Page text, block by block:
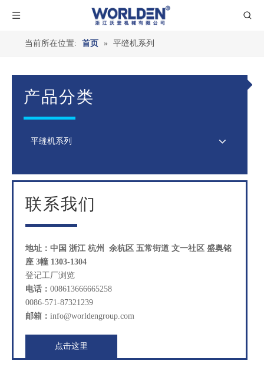
当前所在位置: 首页 » 平缝机系列
产品分类
平缝机系列
联系我们
地址：中国 浙江 杭州 余杭区 五常街道 文一社区 盛奥铭
座 3幢 1303-1304
登记工厂浏览
电话： 008613666665258
0086-571-87321239
邮箱： info@worldengroup.com
点击这里